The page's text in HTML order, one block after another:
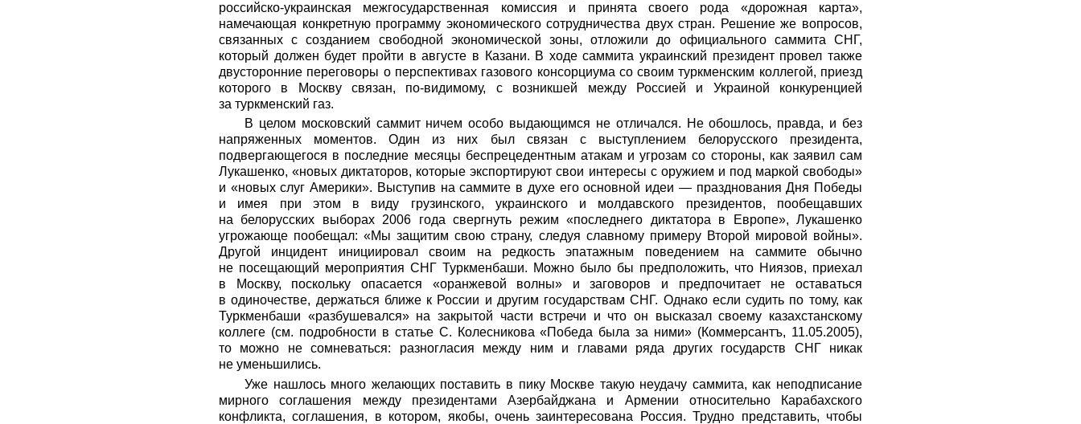
российско-украинская межгосударственная комиссия и принята своего рода «дорожная карта»,
намечающая конкретную программу экономического сотрудничества двух стран. Решение же вопросов,
связанных с созданием свободной экономической зоны, отложили до официального саммита СНГ,
который должен будет пройти в августе в Казани. В ходе саммита украинский президент провел также
двусторонние переговоры о перспективах газового консорциума со своим туркменским коллегой, приезд
которого в Москву связан, по-видимому, с возникшей между Россией и Украиной конкуренцией
за туркменский газ.
В целом московский саммит ничем особо выдающимся не отличался. Не обошлось, правда, и без
напряженных моментов. Один из них был связан с выступлением белорусского президента,
подвергающегося в последние месяцы беспрецедентным атакам и угрозам со стороны, как заявил сам
Лукашенко, «новых диктаторов, которые экспортируют свои интересы с оружием и под маркой свободы»
и «новых слуг Америки». Выступив на саммите в духе его основной идеи — празднования Дня Победы
и имея при этом в виду грузинского, украинского и молдавского президентов, пообещавших
на белорусских выборах 2006 года свергнуть режим «последнего диктатора в Европе», Лукашенко
угрожающе пообещал: «Мы защитим свою страну, следуя славному примеру Второй мировой войны».
Другой инцидент инициировал своим на редкость эпатажным поведением на саммите обычно
не посещающий мероприятия СНГ Туркменбаши. Можно было бы предположить, что Ниязов, приехал
в Москву, поскольку опасается «оранжевой волны» и заговоров и предпочитает не оставаться
в одиночестве, держаться ближе к России и другим государствам СНГ. Однако если судить по тому, как
Туркменбаши «разбушевался» на закрытой части встречи и что он высказал своему казахстанскому
коллеге (см. подробности в статье С. Колесникова «Победа была за ними» (Коммерсантъ, 11.05.2005),
то можно не сомневаться: разногласия между ним и главами ряда других государств СНГ никак
не уменьшились.
Уже нашлось много желающих поставить в пику Москве такую неудачу саммита, как неподписание
мирного соглашения между президентами Азербайджана и Армении относительно Карабахского
конфликта, соглашения, в котором, якобы, очень заинтересована Россия. Трудно представить, чтобы